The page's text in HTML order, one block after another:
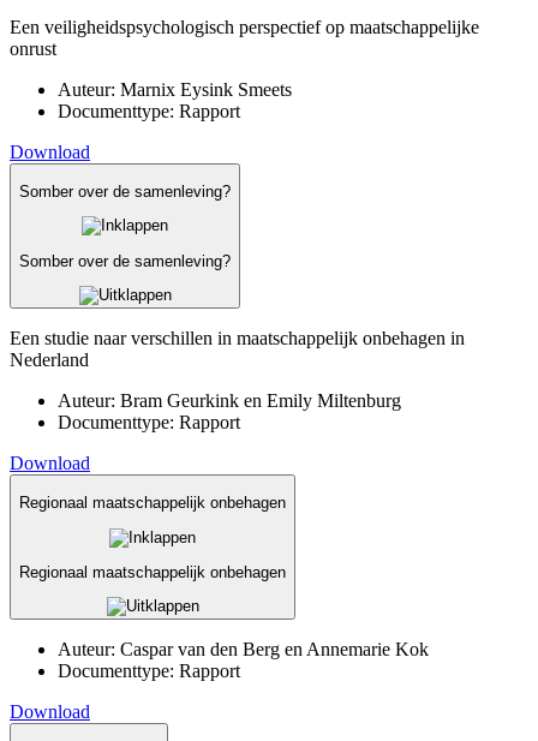
Een veiligheidspsychologisch perspectief op maatschappelijke
onrust
Auteur: Marnix Eysink Smeets
Documenttype: Rapport
Download
Somber over de samenleving?
Somber over de samenleving?
Een studie naar verschillen in maatschappelijk onbehagen in
Nederland
Auteur: Bram Geurkink en Emily Miltenburg
Documenttype: Rapport
Download
Regionaal maatschappelijk onbehagen
Regionaal maatschappelijk onbehagen
Auteur: Caspar van den Berg en Annemarie Kok
Documenttype: Rapport
Download